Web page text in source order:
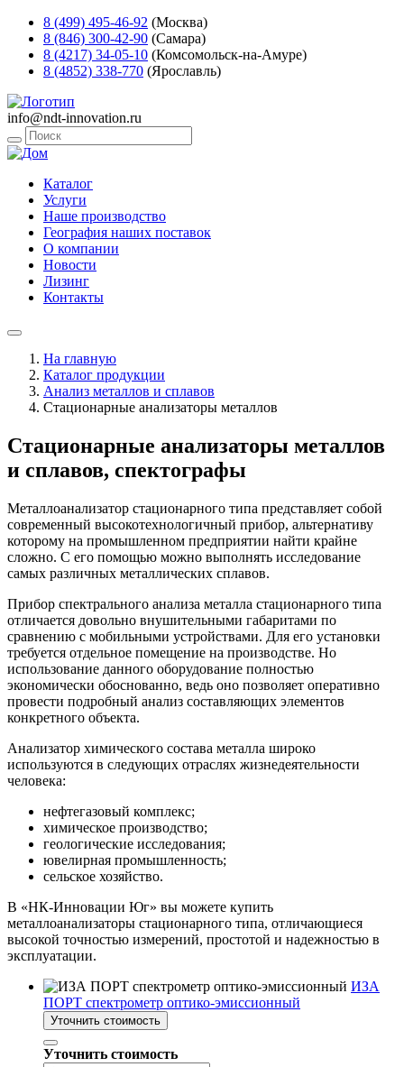
8 (499) 495-46-92 (Москва)
8 (846) 300-42-90 (Самара)
8 (4217) 34-05-10 (Комсомольск-на-Амуре)
8 (4852) 338-770 (Ярославль)
info@ndt-innovation.ru
Каталог
Услуги
Наше производство
География наших поставок
О компании
Новости
Лизинг
Контакты
На главную
Каталог продукции
Анализ металлов и сплавов
Стационарные анализаторы металлов
Стационарные анализаторы металлов
и сплавов, спектографы
Металлоанализатор стационарного типа представляет собой
современный высокотехнологичный прибор, альтернативу
которому на промышленном предприятии найти крайне
сложно. С его помощью можно выполнять исследование
самых различных металлических сплавов.
Прибор спектрального анализа металла стационарного типа
отличается довольно внушительными габаритами по
сравнению с мобильными устройствами. Для его установки
требуется отдельное помещение на производстве. Но
использование данного оборудование полностью
экономически обоснованно, ведь оно позволяет оперативно
провести подробный анализ составляющих элементов
конкретного объекта.
Анализатор химического состава металла широко
используются в следующих отраслях жизнедеятельности
человека:
нефтегазовый комплекс;
химическое производство;
геологические исследования;
ювелирная промышленность;
сельское хозяйство.
В «НК-Инновации Юг» вы можете купить
металлоанализаторы стационарного типа, отличающиеся
высокой точностью измерений, простотой и надежностью в
эксплуатации.
ИЗА
ПОРТ спектрометр оптико-эмиссионный
Уточнить стоимость
Уточнить стоимость